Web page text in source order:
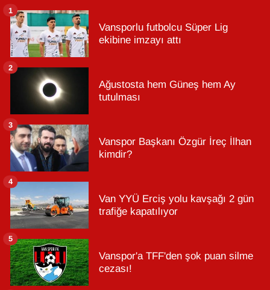
Vansporlu futbolcu Süper Lig
ekibine imzayı attı
1
Ağustosta hem Güneş hem Ay
tutulması
2
Vanspor Başkanı Özgür İreç İlhan
kimdir?
3
Van YYÜ Erciş yolu kavşağı 2 gün
trafiğe kapatılıyor
4
Vanspor'a TFF'den şok puan silme
cezası!
5